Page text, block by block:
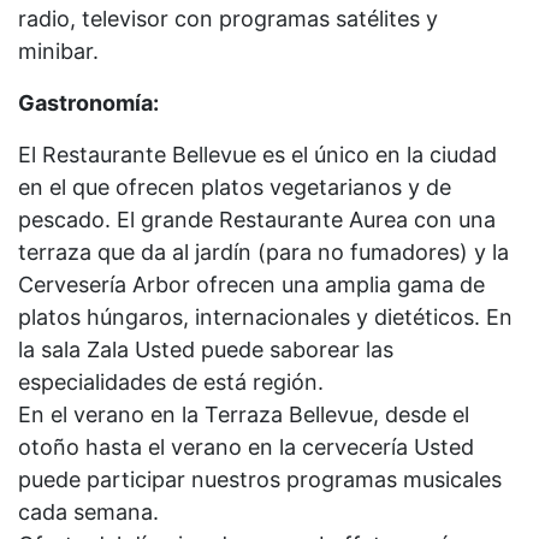
radio, televisor con programas satélites y
minibar.
Gastronomía:
El Restaurante Bellevue es el único en la ciudad
en el que ofrecen platos vegetarianos y de
pescado. El grande Restaurante Aurea con una
terraza que da al jardín (para no fumadores) y la
Cervesería Arbor ofrecen una amplia gama de
platos húngaros, internacionales y dietéticos. En
la sala Zala Usted puede saborear las
especialidades de está región.
En el verano en la Terraza Bellevue, desde el
otoño hasta el verano en la cervecería Usted
puede participar nuestros programas musicales
cada semana.